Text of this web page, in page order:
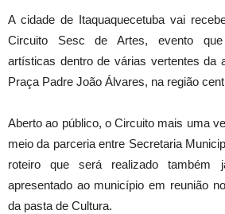
A cidade de Itaquaquecetuba vai
Circuito Sesc de Artes, evento que
artísticas dentro de várias vertentes da
Praça Padre João Álvares, na região
Aberto ao público, o Circuito mais uma
meio da parceria entre Secretaria
roteiro que será realizado
apresentado ao município em reunião
da pasta de Cultura.